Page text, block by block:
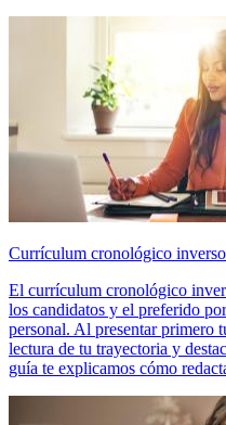
Currículum cronológico
El currículum cronológico
los candidatos y el preferido
personal. Al presentar primero
lectura de tu trayectoria y
guía te explicamos cómo